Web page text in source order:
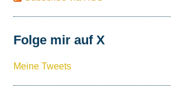
Folge mir auf X
Meine Tweets